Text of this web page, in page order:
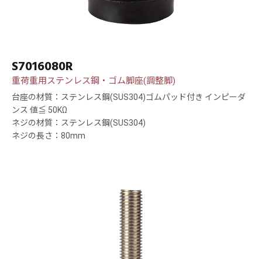
S7016080R
重荷重用ステンレス鋼・ゴム脚座(調整脚)
台座の材質：ステンレス鋼(SUS304)ゴムパッド付き インピーダ
ンス 値≦ 50KΩ
ネジの材質：ステンレス鋼(SUS304)
ネジの長さ：80mm